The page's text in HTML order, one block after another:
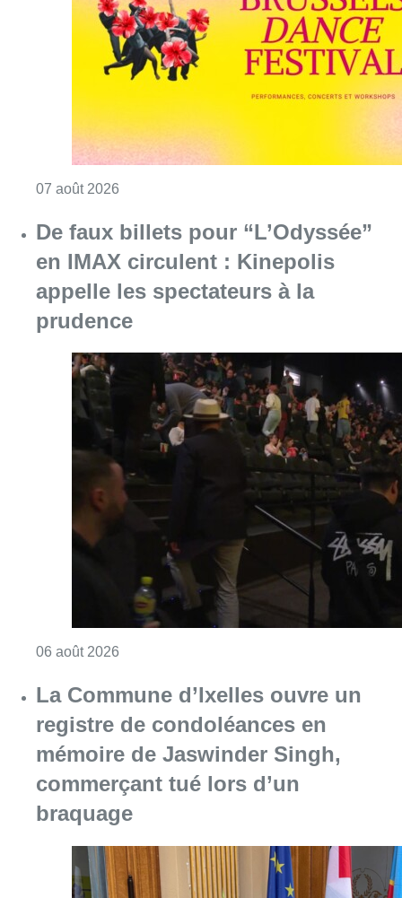
en IMAX circulent : Kinepolis
appelle les spectateurs à la
prudence
06 août 2026 Consulter l'article "De faux billets pour
La Commune d’Ixelles ouvre un
registre de condoléances en
mémoire de Jaswinder Singh,
commerçant tué lors d’un